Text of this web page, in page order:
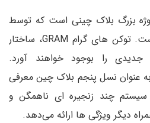
بزرگ بلاک چینی است که توسط
برادران دوروف ارائه شده است. توکن های گرام GRAM، ساختار
را بوجود خواهند آورد.
به عنوان نسل پنجم بلاک چین معرفی
سیستم چند زنجیره ای ناهمگن و
دیگر ویژگی ها ارائه می‌دهد.